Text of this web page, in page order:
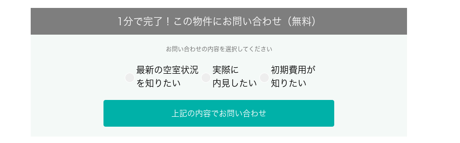
1分で完了！この物件にお問い合わせ（無料）
お問い合わせの内容を選択してください
最新の空室状況
を知りたい
実際に
内見したい
初期費用が
知りたい
上記の内容でお問い合わせ